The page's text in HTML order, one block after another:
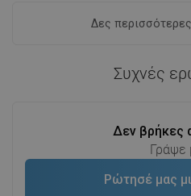
Δες
Συχνές
Δεν βρήκες
Γράψε
Ρώτησέ μας